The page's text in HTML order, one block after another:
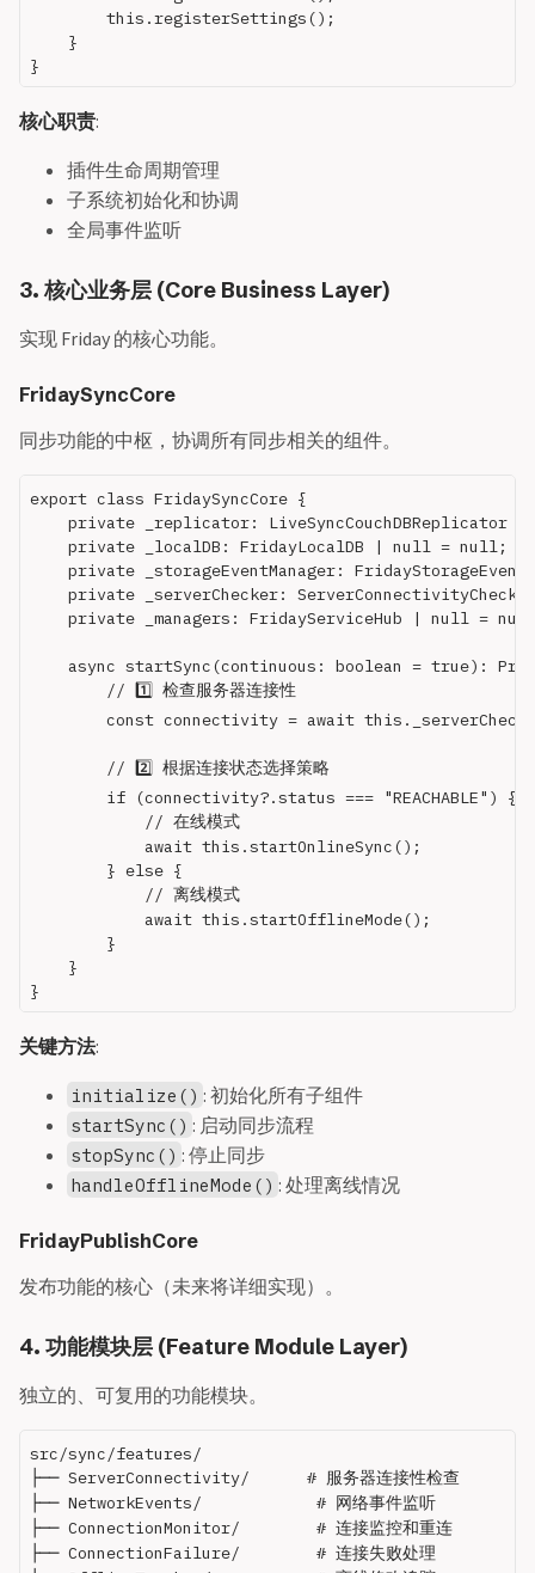
        this.registerSettings();
    }
核心职责:
插件生命周期管理
子系统初始化和协调
全局事件监听
3. 核心业务层 (Core Business Layer)
实现 Friday 的核心功能。
FridaySyncCore
同步功能的中枢，协调所有同步相关的组件。
export class FridaySyncCore {
private _replicator: LiveSyncCouchDBReplicator |
    private _localDB: FridayLocalDB | null = null;
private _storageEventManager:
private _serverChecker:
private _managers: FridayServiceHub | null =
async startSync(continuous: boolean = true):
        // 1️⃣ 检查服务器连接性
const connectivity = await
        // 2️⃣ 根据连接状态选择策略
        if (connectivity?.status === "REACHABLE") {
            // 在线模式
            await this.startOnlineSync();
        } else {
            // 离线模式
            await this.startOfflineMode();
        }
    }
关键方法:
initialize() : 初始化所有子组件
startSync() : 启动同步流程
stopSync() : 停止同步
handleOfflineMode() : 处理离线情况
FridayPublishCore
发布功能的核心（未来将详细实现）。
4. 功能模块层 (Feature Module Layer)
独立的、可复用的功能模块。
src/sync/features/
├── ServerConnectivity/      # 服务器连接性检查
├── NetworkEvents/            # 网络事件监听
├── ConnectionMonitor/        # 连接监控和重连
├── ConnectionFailure/        # 连接失败处理